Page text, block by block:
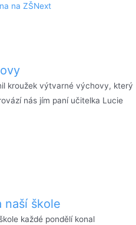
na ZŠNext
kroužek výtvarné výchovy, který
nás jím paní učitelka Lucie
naší škole
každé pondělí konal